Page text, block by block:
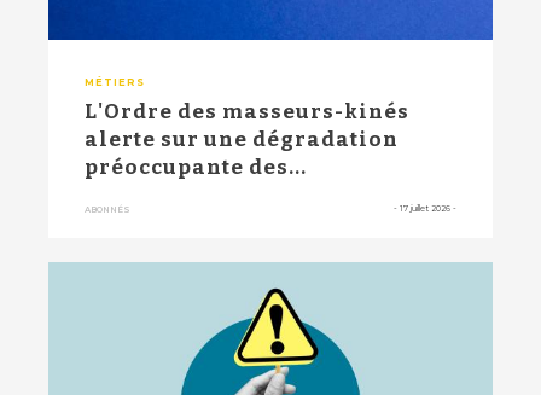
MÉTIERS
L'Ordre des masseurs-kinés
alerte sur une dégradation
préoccupante des...
ABONNÉS - 17 juillet 2026 -